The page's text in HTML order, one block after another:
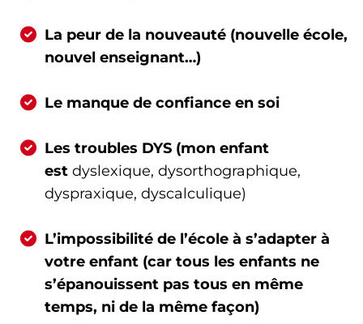
La peur de la nouveauté (nouvelle école,
nouvel enseignant…)
Le manque de confiance en soi
Les troubles DYS (mon enfant
est dyslexique, dysorthographique,
dyspraxique, dyscalculique)
L’impossibilité de l’école à s’adapter à
votre enfant (car tous les enfants ne
s’épanouissent pas tous en même
temps, ni de la même façon)